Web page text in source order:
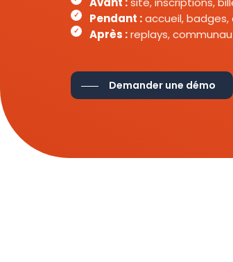
Pendant :accueil, badges,
Après :replays,
Demander une démo